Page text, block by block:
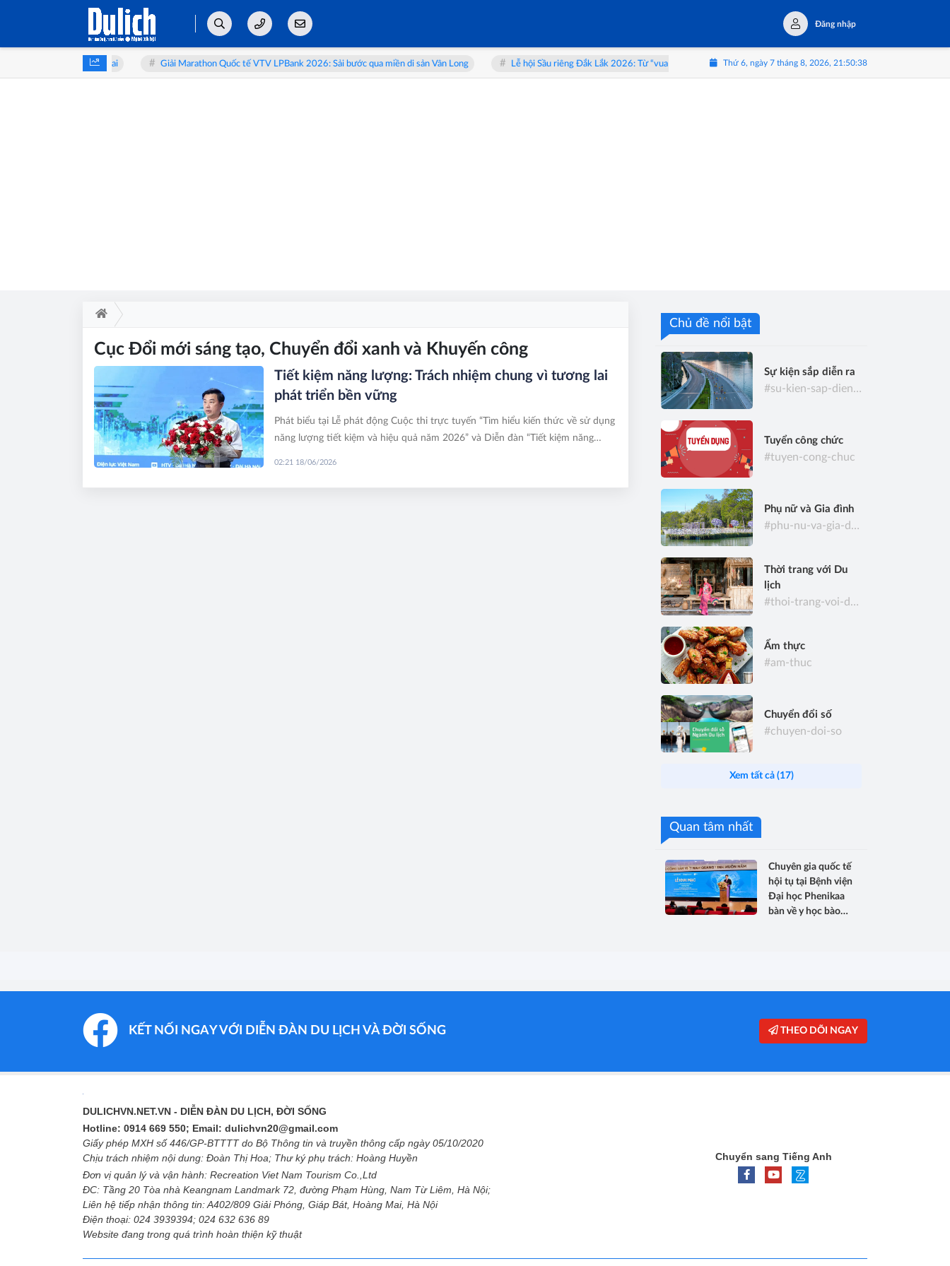
Đăng nhập
bàn về y học bào thai Giải Marathon Quốc tế VTV LPBank 2026: Sải bước qua miền di sản Vân Long Lễ hội Sầu riêng Đắk Lắk 2026: Từ “vua trái cây” đến hành trình trải nghiệm Tây Nguyên
Thứ 6, ngày 7 tháng 8, 2026, 21:50:38
Cục Đổi mới sáng tạo, Chuyển đổi xanh và Khuyến công
Tiết kiệm năng lượng: Trách nhiệm chung vì tương lai
phát triển bền vững
Phát biểu tại Lễ phát động Cuộc thi trực tuyến “Tìm hiểu kiến thức về sử dụng
năng lượng tiết kiệm và hiệu quả năm 2026” và Diễn đàn “Tiết kiệm năng
nay không chỉ là đầu vào của sản xuất mà còn mang tính chiến lược, gắn trực
02:21 18/06/2026
Chủ đề nổi bật
Sự kiện sắp diễn ra
#su-kien-sap-dien-ra
Tuyển công chức
#tuyen-cong-chuc
Phụ nữ và Gia đình
#phu-nu-va-gia-dinh
Thời trang với Du
lịch
#thoi-trang-voi-du-lich
Ẩm thực
#am-thuc
Chuyển đổi số
#chuyen-doi-so
Xem tất cả (17)
Quan tâm nhất
Chuyên gia quốc tế
hội tụ tại Bệnh viện
Đại học Phenikaa
bàn về y học bào
KẾT NỐI NGAY VỚI DIỄN ĐÀN DU LỊCH VÀ ĐỜI SỐNG THEO DÕI NGAY
DULICHVN.NET.VN - DIỄN ĐÀN DU LỊCH, ĐỜI SỐNG
Hotline: 0914 669 550; Email: dulichvn20@gmail.com
Giấy phép MXH số 446/GP-BTTTT do Bộ Thông tin và truyền thông cấp ngày 05/10/2020
Chịu trách nhiệm nội dung: Đoàn Thị Hoa; Thư ký phụ trách: Hoàng Huyền
Đơn vị quản lý và vận hành: Recreation Viet Nam Tourism Co.,Ltd
ĐC: Tầng 20 Tòa nhà Keangnam Landmark 72, đường Phạm Hùng, Nam Từ Liêm, Hà Nội;
Liên hệ tiếp nhận thông tin: A402/809 Giải Phóng, Giáp Bát, Hoàng Mai, Hà Nội
Điện thoại: 024 3939394; 024 632 636 89
Website đang trong quá trình hoàn thiện kỹ thuật
Chuyển sang Tiếng Anh